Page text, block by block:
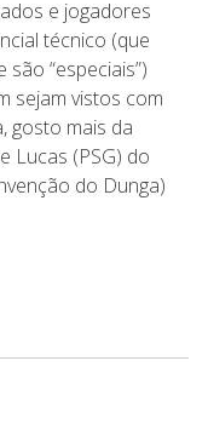
e jogadores
técnico (que
“especiais”)
sejam vistos com
gosto mais da
Lucas (PSG) do
do Dunga)